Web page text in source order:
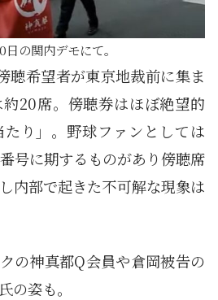
日の関内デモにて。
聴希望者が東京地裁前に集ま
20席。傍聴券はほぼ絶望的
り」。野球ファンとしては
号に期するものがあり傍聴席
内部で起きた不可解な現象は
の神真都Q会員や倉岡被告の
の姿も。